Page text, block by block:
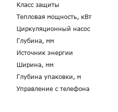
Класс защиты
Тепловая мощность, кВт
Циркуляционный насос
Глубина, мм
Источник энергии
Ширина, мм
Глубина упаковки, м
Управление с телефона